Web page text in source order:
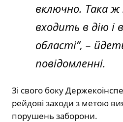
включно. Така ж
входить в дію і
області”, –
повідомленні.
Зі свого боку
рейдові заходи з метою
порушень заборони.